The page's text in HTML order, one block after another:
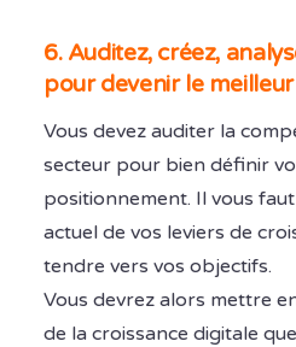
6. Auditez, créez,
pour devenir le
Vous devez auditer la
secteur pour bien définir
positionnement. Il vous
actuel de vos leviers de
tendre vers vos objectifs.
Vous devrez alors mettre
de la croissance digitale